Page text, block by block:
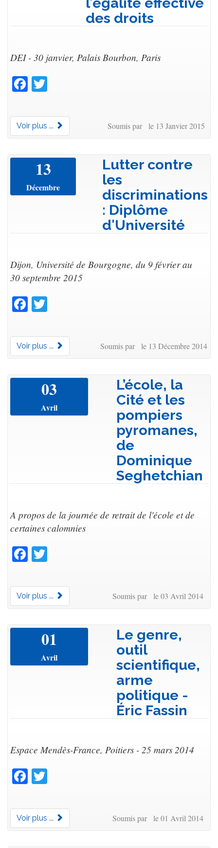
des droits
DEI - 30 janvier, Palais Bourbon, Paris
Facebook
Voir plus ... Soumis par le 13 Janvier 2015
13
Décembre
Lutter contre
les
discriminations
: Diplôme
d'Université
Dijon, Université de Bourgogne, du 9 février au
30 septembre 2015
Facebook
Voir plus ... Soumis par le 13 Décembre 2014
03
Avril
L’école, la
Cité et les
pompiers
pyromanes,
de
Dominique
Seghetchian
A propos de la journée de retrait de l'école et de
certaines calomnies
Facebook
Voir plus ... Soumis par le 03 Avril 2014
01
Avril
Le genre,
outil
scientifique,
arme
politique -
Éric Fassin
Espace Mendès-France, Poitiers - 25 mars 2014
Facebook
Voir plus ... Soumis par le 01 Avril 2014